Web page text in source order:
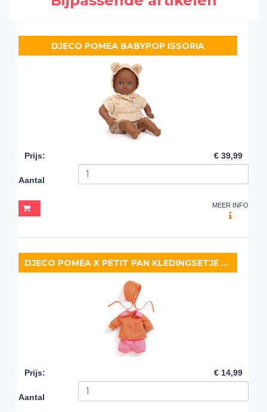
DJECO POMEA BABYPOP ISSORIA
Prijs: € 39,99
Aantal
MEER INFO
DJECO POMEA X PETIT PAN KLEDINGSETJE PÉPIN
Prijs: € 14,99
Aantal